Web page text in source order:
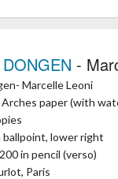
-
Marcelle Leoni
paper (with
ballpoint, lower right
in pencil (verso)
Paris